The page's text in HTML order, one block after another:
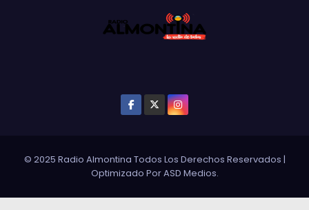
© 2025 Radio Almontina Todos Los Derechos Reservados |
Optimizado PorASD Medios.